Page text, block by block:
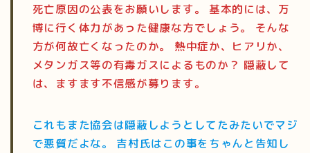
死亡原因の公表をお願いします。 基本的には、万
博に行く体力があった健康な方でしょう。 そんな
方が何故亡くなったのか。 熱中症か、ヒアリか、
メタンガス等の有毒ガスによるものか？ 隠蔽して
は、ますます不信感が募ります。
これもまた協会は隠蔽しようとしてたみたいでマジ
で悪質だよな。 吉村氏はこの事をちゃんと告知し